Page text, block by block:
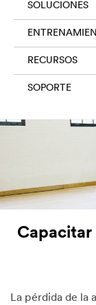
SOLUCIONES
RECURSOS
SOPORTE
Capacitar
La pérdida de la